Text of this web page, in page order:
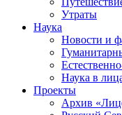
Утраты
Наука
Новости и
Наука в
Проекты
Архив